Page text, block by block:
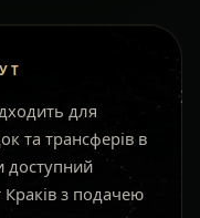
для
та трансферів в
доступний
Краків з подачею